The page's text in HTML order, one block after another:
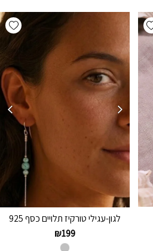
Add wishlist
לגון-עגילי טורקיז תלויים כסף 925
₪199